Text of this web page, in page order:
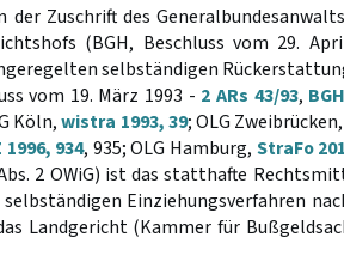
der Zuschrift des
(BGH, Beschluss vom 29.
selbständigen
vom 19. März 1993 - 2 ARs 43/93,
Köln,wistra 1993, 39; OLG Zweibrücken,
1996, 934, 935; OLG Hamburg, StraFo
2 OWiG) ist das statthafte
Einziehungsverfahren
Landgericht (Kammer für